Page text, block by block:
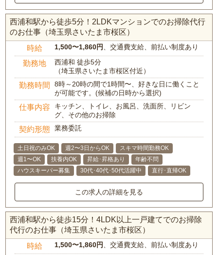
西浦和駅から徒歩5分！2LDKマンションでのお掃除代行
のお仕事（埼玉県さいたま市桜区）
時給 1,500〜1,860円 、交通費支給、前払い制度あり
勤務地
西浦和 徒歩5分
（埼玉県さいたま市桜区付近）
勤務時間
8時～20時の間で1時間〜、好きな日に働くこと
が可能です。(候補の日時から選択)
仕事内容
キッチン、トイレ、お風呂、洗面所、リビン
グ、その他のお掃除
契約形態 業務委託
土日祝のみOK 週2〜3日からOK
スキマ時間勤務OK
週1〜OK
扶養内OK 昇給･昇格あり
年齢不問
ハウスキーパー募集
30代･40代･50代活躍中 直行･直帰OK
この求人の詳細を見る
西浦和駅から徒歩15分！4LDK以上一戸建てでのお掃除
代行のお仕事（埼玉県さいたま市桜区）
時給 1,500〜1,860円 、交通費支給、前払い制度あり